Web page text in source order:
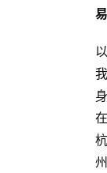
易
以
我
身
在
杭
州